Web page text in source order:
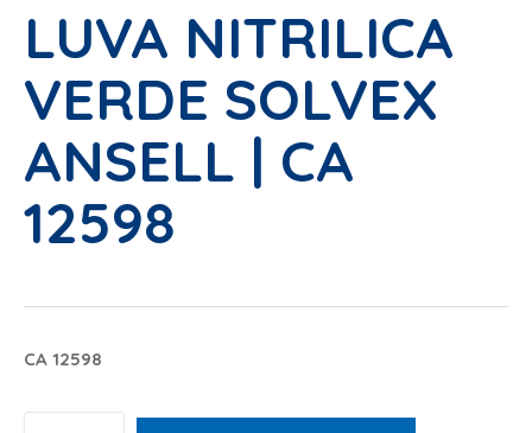
LUVA NITRILICA
VERDE SOLVEX
ANSELL | CA
12598
CA 12598